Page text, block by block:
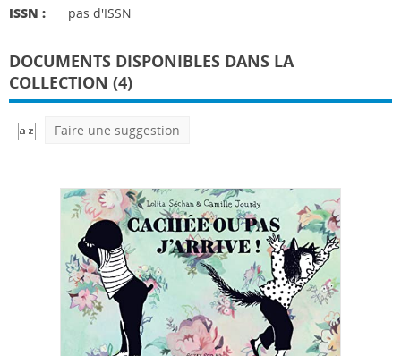
ISSN :
pas d'ISSN
DOCUMENTS DISPONIBLES DANS LA
COLLECTION (4)
Faire une suggestion